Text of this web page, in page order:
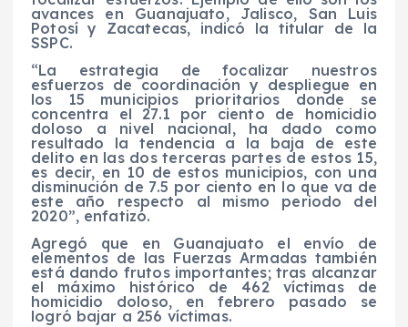
avances en Guanajuato, Jalisco, San Luis
Potosí y Zacatecas, indicó la titular de la
SSPC.
“La estrategia de focalizar nuestros
esfuerzos de coordinación y despliegue en
los 15 municipios prioritarios donde se
concentra el 27.1 por ciento de homicidio
doloso a nivel nacional, ha dado como
resultado la tendencia a la baja de este
delito en las dos terceras partes de estos 15,
es decir, en 10 de estos municipios, con una
disminución de 7.5 por ciento en lo que va de
este año respecto al mismo periodo del
2020”, enfatizó.
Agregó que en Guanajuato el envío de
elementos de las Fuerzas Armadas también
está dando frutos importantes; tras alcanzar
el máximo histórico de 462 víctimas de
homicidio doloso, en febrero pasado se
logró bajar a 256 víctimas.